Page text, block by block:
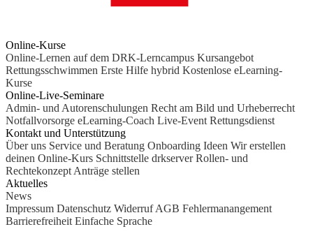
Online-Kurse
Online-Lernen auf dem DRK-Lerncampus Kursangebot
Rettungsschwimmen Erste Hilfe hybrid Kostenlose eLearning-
Kurse
Online-Live-Seminare
Admin- und Autorenschulungen Recht am Bild und Urheberrecht
Notfallvorsorge eLearning-Coach Live-Event Rettungsdienst
Kontakt und Unterstützung
Über uns Service und Beratung Onboarding Ideen Wir erstellen
deinen Online-Kurs Schnittstelle drkserver Rollen- und
Rechtekonzept Anträge stellen
Aktuelles
News
Impressum Datenschutz Widerruf AGB Fehlermanangement
Barrierefreiheit Einfache Sprache